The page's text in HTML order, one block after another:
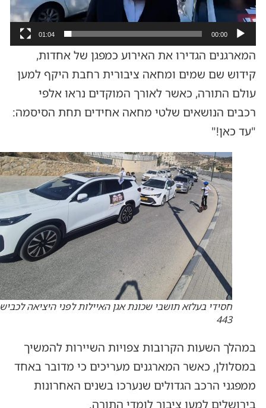
00:00
01:04
המארגנים הגדירו את האירוע כמפגן של אחדות,
קידוש שם שמים ומחאה ציבורית רחבת היקף למען
עולם התורה, כאשר לאורך המוקדים נראו אלפי
רכבים הנושאים שלטי מחאה אחידים תחת הסיסמה:
"עד כאן!"
חסידי בעלזא תושבי שכונת אגן האיילות לפני היציאה לכביש
443
במהלך השעות הקרובות צפויות השיירות להמשיך
במסלולן, כאשר המארגנים מעריכים כי מדובר באחד
ממפגני הרכב הגדולים שנערכו בשנים האחרונות
בירושלים למען ציבור לומדי התורה.